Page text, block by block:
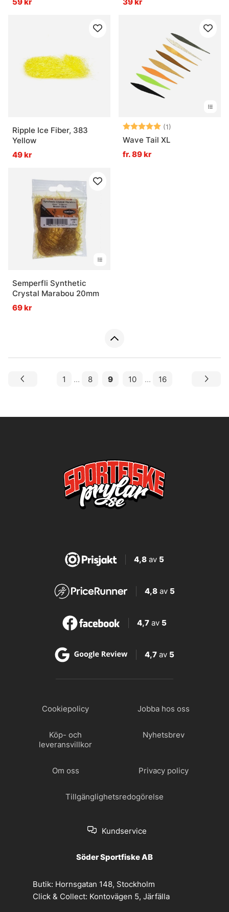
Ripple Ice Fiber, 383
Yellow
49 kr
Betyg: (1)
Wave Tail XL
fr. 89 kr
Semperfli Synthetic
Crystal Marabou 20mm
69 kr
1 ... 8 9 10 ... 16
4,8av 5
4,8 av 5
4,7 av 5
4,7 av 5
Cookiepolicy Jobba hos oss
Köp- och
leveransvillkor
Nyhetsbrev
Om oss Privacy policy
Tillgänglighetsredogörelse
Kundservice
Söder Sportfiske AB
Butik: Hornsgatan 148, Stockholm
Click & Collect: Kontovägen 5, Järfälla